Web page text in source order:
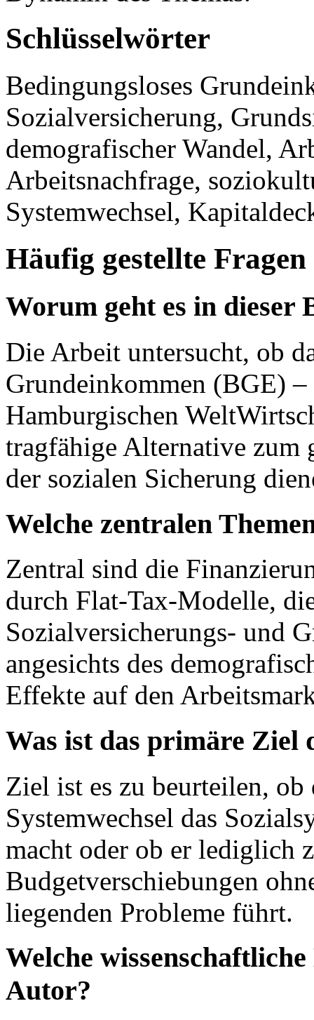
Schlüsselwörter
Bedingungsloses
Sozialversicherung,
demografischer Wandel,
Arbeitsnachfrage,
Systemwechsel,
Häufig gestellte Fragen
Worum geht es in dieser
Die Arbeit untersucht, ob
Grundeinkommen (BGE)
Hamburgischen
tragfähige Alternative zum
der sozialen Sicherung
Welche zentralen
Zentral sind die
durch Flat-Tax-Modelle,
Sozialversicherungs- und
angesichts des
Effekte auf den
Was ist das primäre Ziel
Ziel ist es zu beurteilen, ob
Systemwechsel das
macht oder ob er lediglich
Budgetverschiebungen
liegenden Probleme führt.
Welche
Autor?